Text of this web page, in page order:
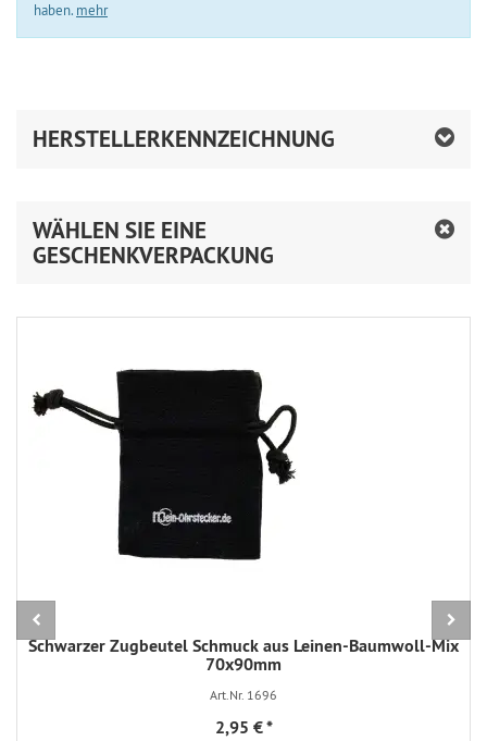
haben. mehr
HERSTELLERKENNZEICHNUNG
WÄHLEN SIE EINE
GESCHENKVERPACKUNG
Schwarzer Zugbeutel Schmuck aus Leinen-Baumwoll-Mix
70x90mm
Art.Nr. 1696
2,95 €*